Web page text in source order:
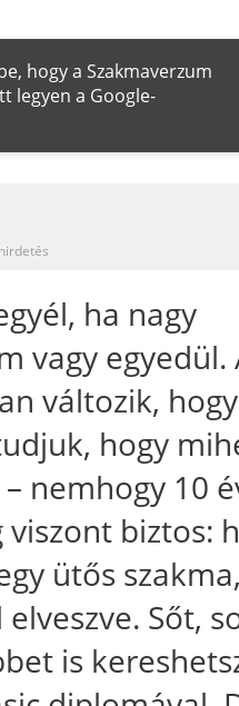
hogy a Szakmaverzum
legyen a Google-
hirdetés
ha nagy
vagy egyedül.
változik, hogy
hogy
nemhogy 10
viszont biztos:
ütős
Sőt,
is